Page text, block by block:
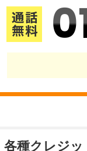
各種クレジッ